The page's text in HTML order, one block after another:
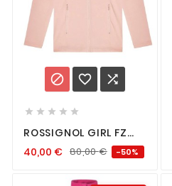
  
    
ROSSIGNOL GIRL FZ
40,00 € 80,00€ -50%